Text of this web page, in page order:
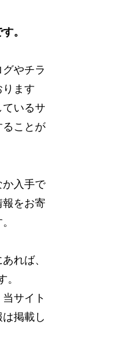
。
やチラ
ります
いるサ
ることが
か入手で
報をお寄
れば、
。
サイト
掲載し